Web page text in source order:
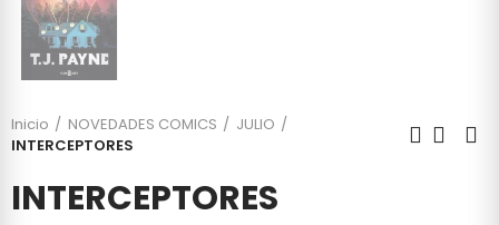
Inicio NOVEDADES COMICS
JULIO
INTERCEPTORES
INTERCEPTORES